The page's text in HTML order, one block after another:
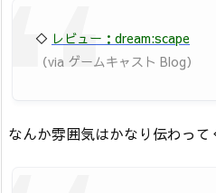
◇ レビュー：dream:scape
（via ゲームキャスト Blog）
なんか雰囲気はかなり伝わって